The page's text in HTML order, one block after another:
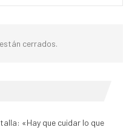
cerrados.
«Hay que cuidar lo que